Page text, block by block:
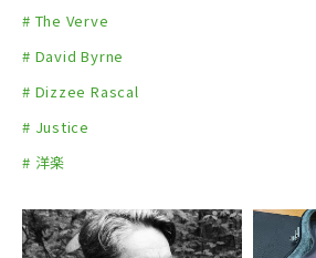
# The Verve
# David Byrne
# Dizzee Rascal
# Justice
# 洋楽